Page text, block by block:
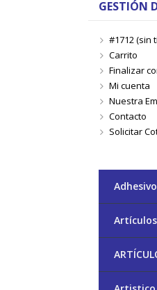
GESTIÓN
#1712 (sin
Carrito
Finalizar
Mi cuenta
Nuestra
Contacto
Solicitar